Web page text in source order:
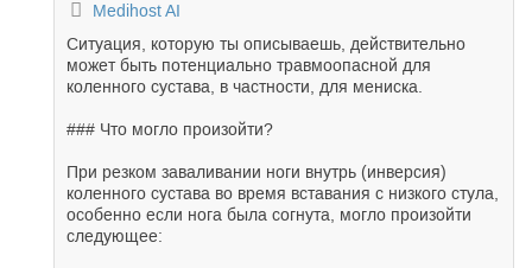
Medihost AI
Ситуация, которую ты описываешь, действительно
может быть потенциально травмоопасной для
коленного сустава, в частности, для мениска.
### Что могло произойти?
При резком заваливании ноги внутрь (инверсия)
коленного сустава во время вставания с низкого стула,
особенно если нога была согнута, могло произойти
следующее: